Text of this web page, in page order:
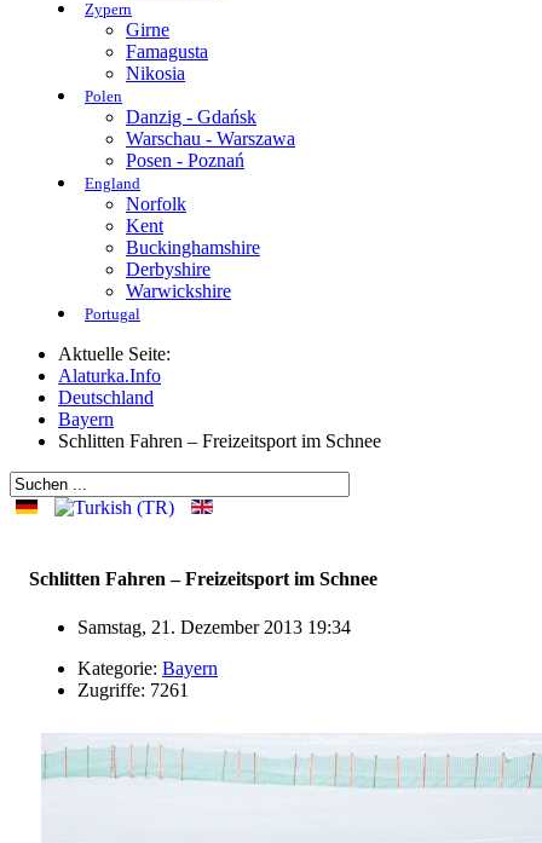
Zypern
Girne
Famagusta
Nikosia
Polen
Danzig - Gdańsk
Warschau - Warszawa
Posen - Poznań
England
Norfolk
Kent
Buckinghamshire
Derbyshire
Warwickshire
Portugal
Aktuelle Seite:
Alaturka.Info
Deutschland
Bayern
Schlitten Fahren – Freizeitsport im Schnee
Schlitten Fahren – Freizeitsport im Schnee
Samstag, 21. Dezember 2013 19:34
Kategorie: Bayern
Zugriffe: 7261